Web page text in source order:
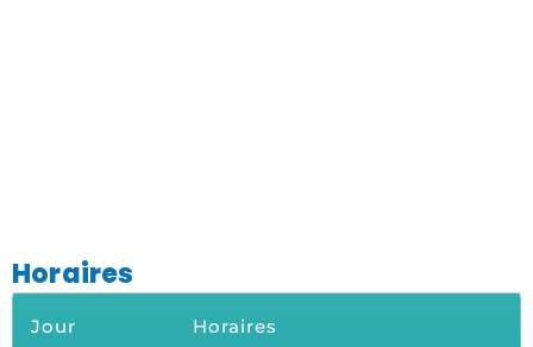
Horaires
Jour Horaires